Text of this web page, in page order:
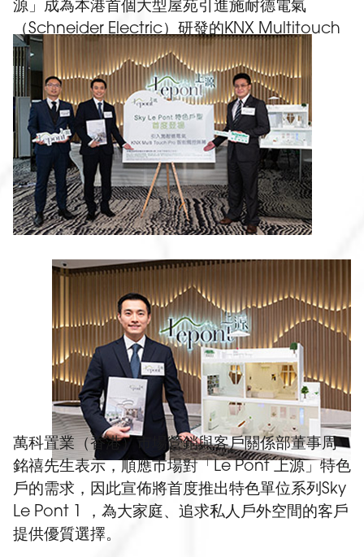
源」成為本港首個大型屋苑引進施耐德電氣
（Schneider Electric）研發的KNX Multitouch
Pro智能觸控屏幕。
萬科置業（香港）市場營銷與客戶關係部董事周
銘禧先生表示，順應市場對「Le Pont 上源」特色
戶的需求，因此宣佈將首度推出特色單位系列Sky
Le Pont 1 ，為大家庭、追求私人戶外空間的客戶
提供優質選擇。